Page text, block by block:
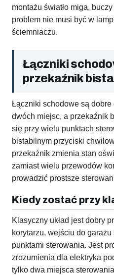
montażu światło miga,
problem nie musi być w
ściemniaczu.
Łączniki
przekaźnik
Łączniki schodowe są
dwóch miejsc, a przekaźnik
się przy wielu punktach
bistabilnym przyciski
przekaźnik zmienia stan
zamiast wielu przewodów
prowadzić prostsze
Kiedy zostać przy
Klasyczny układ jest dobry
korytarzu, wejściu do
punktami sterowania. Jest
zrozumienia dla elektryka
tylko dwa miejsca